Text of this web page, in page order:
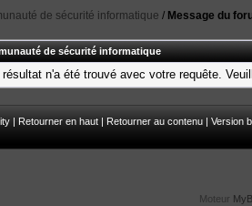
de sécurité informatique / Message du
de sécurité informatique
n'a été trouvé avec votre requête.
| Retourner en haut | Retourner au contenu | Version
Moteur